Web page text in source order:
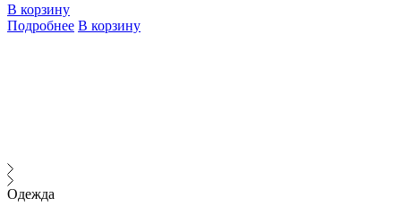
В корзину
Подробнее В корзину
Одежда